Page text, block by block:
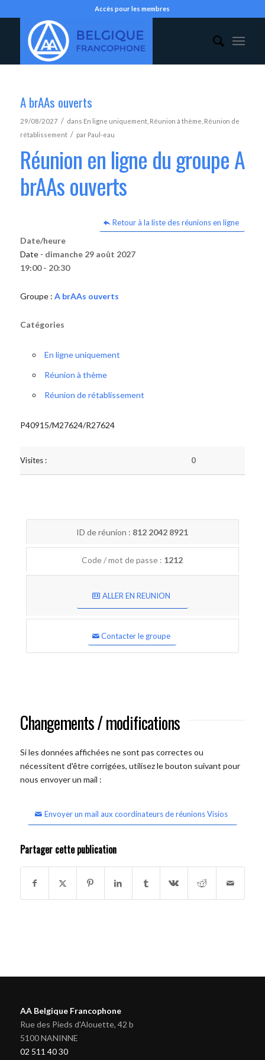
Accès pour les membres
A brAAs ouverts
29/08/2027 / dans En ligne uniquement, Réunion à thème Réunion de
rétablissement / par Paul-eau
Réunion en ligne du groupe A
brAAs ouverts
Retour à la liste des réunions en ligne
Date/heure
Date - dimanche 29 août 2027
19:00 - 20:30
Groupe : A brAAs ouverts
Catégories
En ligne uniquement
Réunion à thème
Réunion de rétablissement
P40915/M27624/R27624
Visites : 0
ID de réunion : 812 2042 8921
Code / mot de passe : 1212
ALLER EN REUNION
Contacter le groupe
Changements / modifications
Si les données affichées ne sont pas correctes ou
nécessitent d'être corrigées, utilisez le bouton suivant pour
nous envoyer un mail :
Envoyer un mail aux coordinateurs de réunions Visios
Partager cette publication
AA Belgique Francophone
Rue des Pieds d'Alouette, 42 b
5100 NANINNE
02 511 40 30